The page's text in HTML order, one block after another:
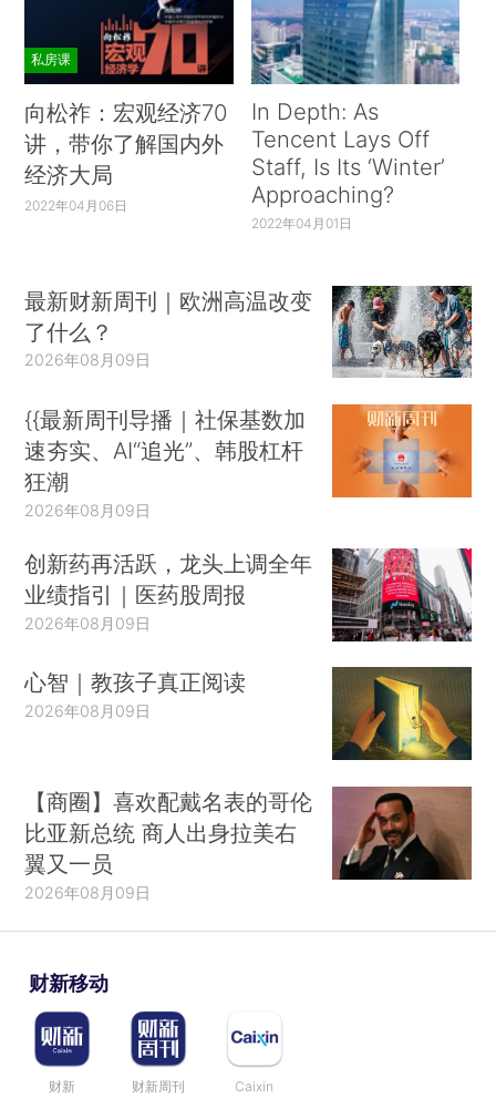
私房课
向松祚：宏观经济70
讲，带你了解国内外
经济大局
2022年04月06日
In Depth: As
Tencent Lays Off
Staff, Is Its ‘Winter’
Approaching?
2022年04月01日
最新财新周刊｜欧洲高温改变
了什么？
2026年08月09日
{{最新周刊导播｜社保基数加
速夯实、AI“追光”、韩股杠杆
狂潮
2026年08月09日
创新药再活跃，龙头上调全年
业绩指引｜医药股周报
2026年08月09日
心智｜教孩子真正阅读
2026年08月09日
【商圈】喜欢配戴名表的哥伦
比亚新总统 商人出身拉美右
翼又一员
2026年08月09日
财新移动
财新 财新周刊 Caixin